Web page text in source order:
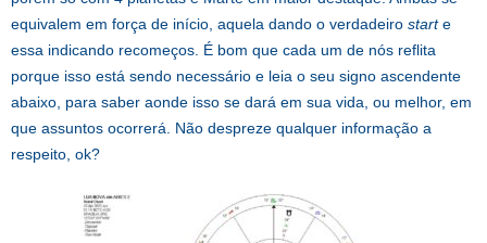
equivalem em força de início, aquela dando o verdadeiro starte
essa indicando recomeços. É bom que cada um de nós reflita
porque isso está sendo necessário e leia o seu signo ascendente
abaixo, para saber aonde isso se dará em sua vida, ou melhor, em
que assuntos ocorrerá. Não despreze qualquer informação a
respeito, ok?